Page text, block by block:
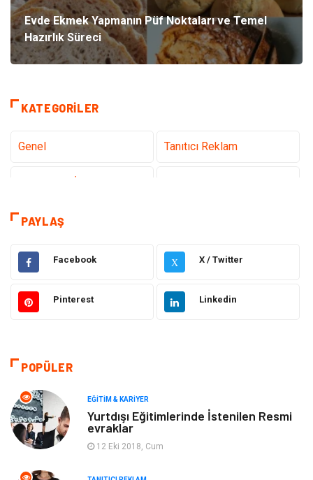
Evde Ekmek Yapmanın Püf Noktaları ve Temel
Hazırlık Süreci
KATEGORILER
Genel Tanıtıcı Reklam
Hizmet
Hukuk Emlak
Otomotiv Sağlıklı Yaşam
Moda
Makine
Elektronik
Giyim
PAYLAŞ
Facebook X X / Twitter
Pinterest Linkedin
POPÜLER
EĞITIM & KARIYER
Yurtdışı Eğitimlerinde İstenilen Resmi
evraklar
12 Eki 2018, Cum